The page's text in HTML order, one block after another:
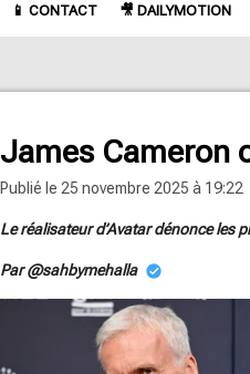
📱 CONTACT 🎥 DAILYMOTION
James Cameron
Publié le 25 novembre 2025 à 19:22
Le réalisateur d’Avatar dénonce les
Par @sahbymehalla